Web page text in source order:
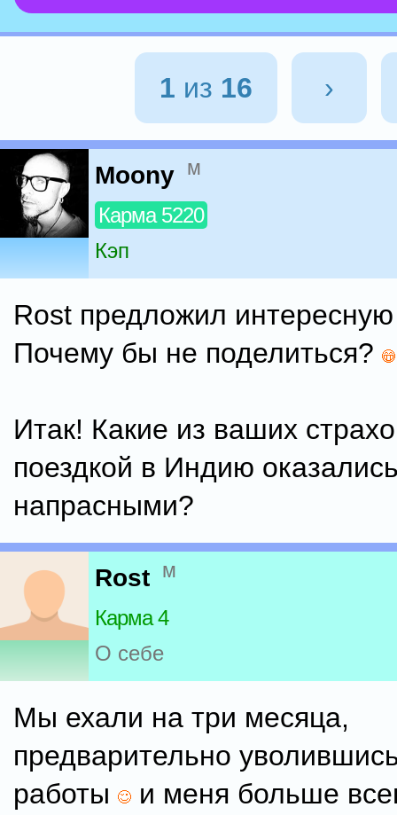
1 из 16 ›
Moony м
Карма 5220
Кэп
Rost предложил
Почему бы не поделиться?
Итак! Какие из ваших
поездкой в Индию
напрасными?
Rost м
Карма 4
О себе
Мы ехали на три месяца,
предварительно
работы
и меня больше